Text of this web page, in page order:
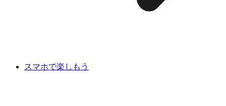
スマホで楽しもう